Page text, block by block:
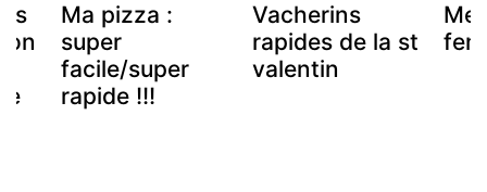
Ma pizza :
super
facile/super
rapide !!!
Vacherins
rapides de la st
valentin